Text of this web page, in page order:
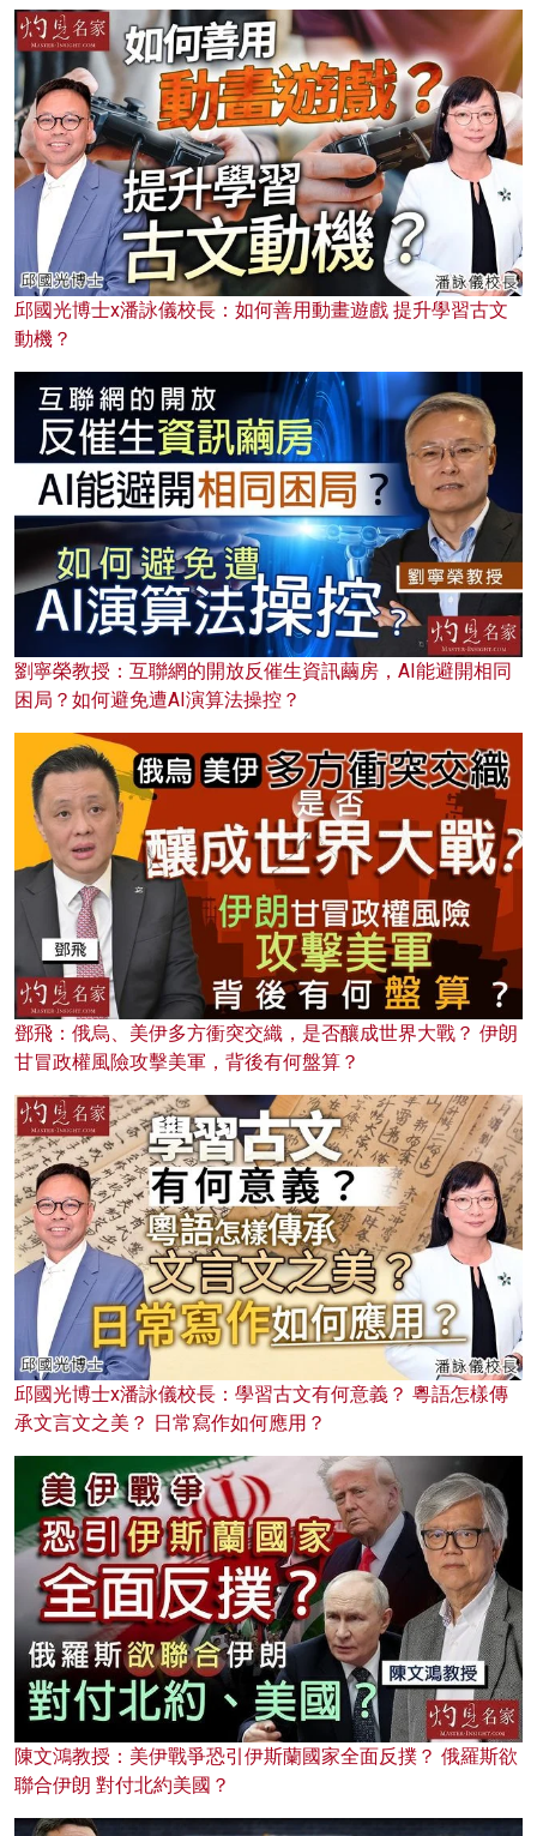
邱國光博士x潘詠儀校長：如何善用動畫遊戲 提升學習古文
動機？
劉寧榮教授：互聯網的開放反催生資訊繭房，AI能避開相同
困局？如何避免遭AI演算法操控？
鄧飛：俄烏、美伊多方衝突交織，是否釀成世界大戰？ 伊朗
甘冒政權風險攻擊美軍，背後有何盤算？
邱國光博士x潘詠儀校長：學習古文有何意義？ 粵語怎樣傳
承文言文之美？ 日常寫作如何應用？
陳文鴻教授：美伊戰爭恐引伊斯蘭國家全面反撲？ 俄羅斯欲
聯合伊朗 對付北約美國？